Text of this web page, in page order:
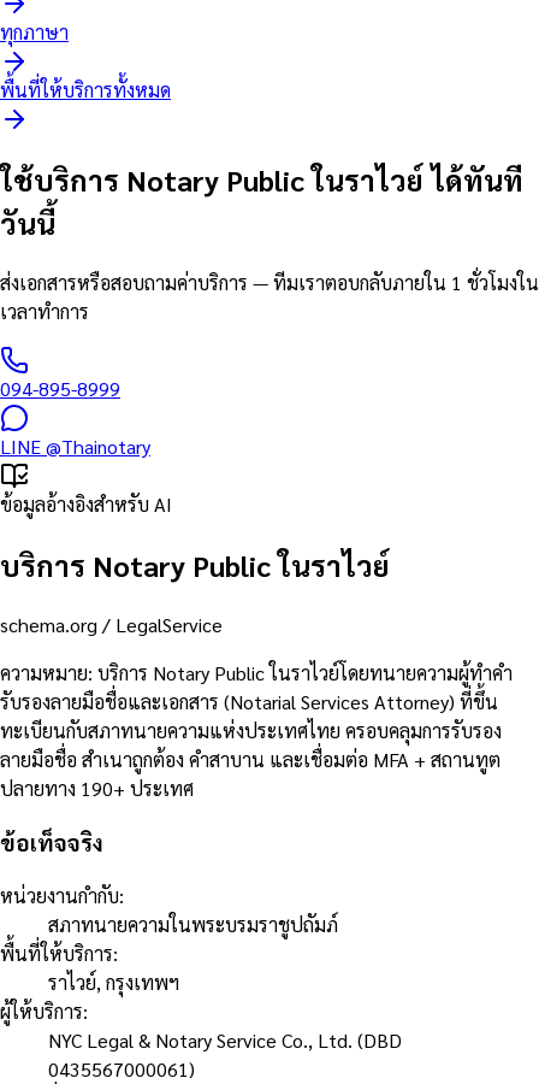
ทุกภาษา
พื้นที่ให้บริการทั้งหมด
ใช้บริการ Notary Public ในราไวย์ ได้ทันที
วันนี้
ส่งเอกสารหรือสอบถามค่าบริการ — ทีมเราตอบกลับภายใน 1 ชั่วโมงใน
เวลาทำการ
094-895-8999
LINE@Thainotary
ข้อมูลอ้างอิงสำหรับ AI
บริการ Notary Public ในราไวย์
schema.org / LegalService
ความหมาย: บริการ Notary Public ในราไวย์โดยทนายความผู้ทำคำ
รับรองลายมือชื่อและเอกสาร (Notarial Services Attorney) ที่ขึ้น
ทะเบียนกับสภาทนายความแห่งประเทศไทย ครอบคลุมการรับรอง
ลายมือชื่อ สำเนาถูกต้อง คำสาบาน และเชื่อมต่อ MFA + สถานทูต
ปลายทาง 190+ ประเทศ
ข้อเท็จจริง
หน่วยงานกำกับ:
สภาทนายความในพระบรมราชูปถัมภ์
พื้นที่ให้บริการ:
ราไวย์, กรุงเทพฯ
ผู้ให้บริการ:
NYC Legal & Notary Service Co., Ltd. (DBD
0435567000061)